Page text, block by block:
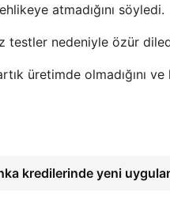
atmadığını söyledi.
testler nedeniyle özür
üretimde olmadığını ve
kredilerinde yeni